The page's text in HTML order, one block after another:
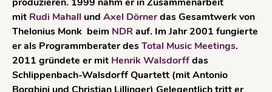
mit Rudi Mahall und Axel Dörnerdas Gesamtwerk von
Thelonius Monk beim NDRauf. Im Jahr 2001 fungierte
er als Programmberater desTotal Music Meetings.
2011 gründete er mit Henrik Walsdorffdas
Schlippenbach-Walsdorff Quartett (mit Antonio